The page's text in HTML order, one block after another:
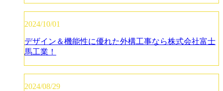
2024/10/01
デザイン＆機能性に優れた外構工事なら株式会社富士
馬工業！
2024/08/29